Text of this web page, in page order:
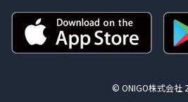
© ONIGO株式会社